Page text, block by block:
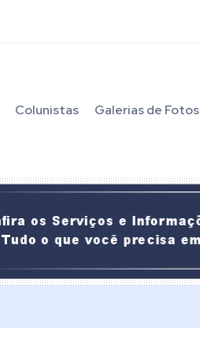
Colunistas Galerias de Fotos